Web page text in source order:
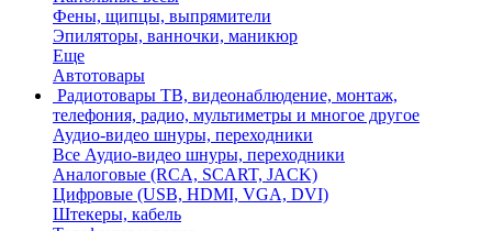
Фены, щипцы, выпрямители
Эпиляторы, ванночки, маникюр
Еще
Автотовары
Радиотовары ТВ, видеонаблюдение, монтаж,
телефония, радио, мультиметры и многое другое
Аудио-видео шнуры, переходники
Все Аудио-видео шнуры, переходники
Аналоговые (RCA, SCART, JACK)
Цифровые (USB, HDMI, VGA, DVI)
Штекеры, кабель